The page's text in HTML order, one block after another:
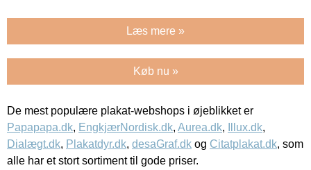
Læs mere »
Køb nu »
De mest populære plakat-webshops i øjeblikket er
Papapapa.dk, EngkjærNordisk.dk, Aurea.dk, Illux.dk,
Dialægt.dk, Plakatdyr.dk, desaGraf.dk og Citatplakat.dk, som
alle har et stort sortiment til gode priser.